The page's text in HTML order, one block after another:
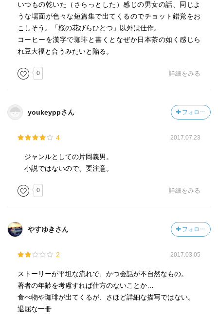
いつもの乾いた（さらっとした）感じの男女の話、同じよ
うな場面が色々な短篇集で出てくるのでチョット錯覚をお
こしそう。「桜の花びらひとつ」以外は佳作。
コーヒーを漢字で珈琲と書くとなぜか日本茶の如く感じら
れ豆大福と合うみたいと陥る。
0 詳細をみる
youkeyppさん フォロー
4 2017.07.23
ジャンルとしての片岡義男。
小説ではないので、要注意。
0 詳細をみる
やすゆきさん フォロー
2 2017.03.05
ストーリーが平坦な流れで、かつ会話が不自然なもの。
著者の年齢を考慮すれば仕方のないことか…
食べ物や珈琲が出てくるが、さほど詳細な描写ではない。
退屈な一冊